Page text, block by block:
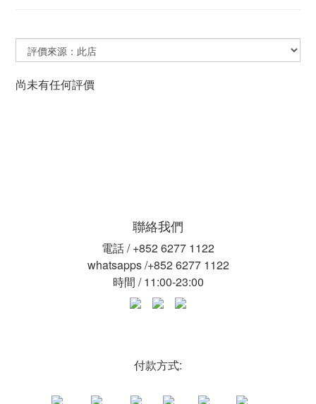
尚未有任何評價
聯絡我們
電話 / +852 6277 1122
whatsapps /+852 6277 1122
時間 / 11:00-23:00
付款方式: